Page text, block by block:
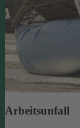
Arbeitsunfall